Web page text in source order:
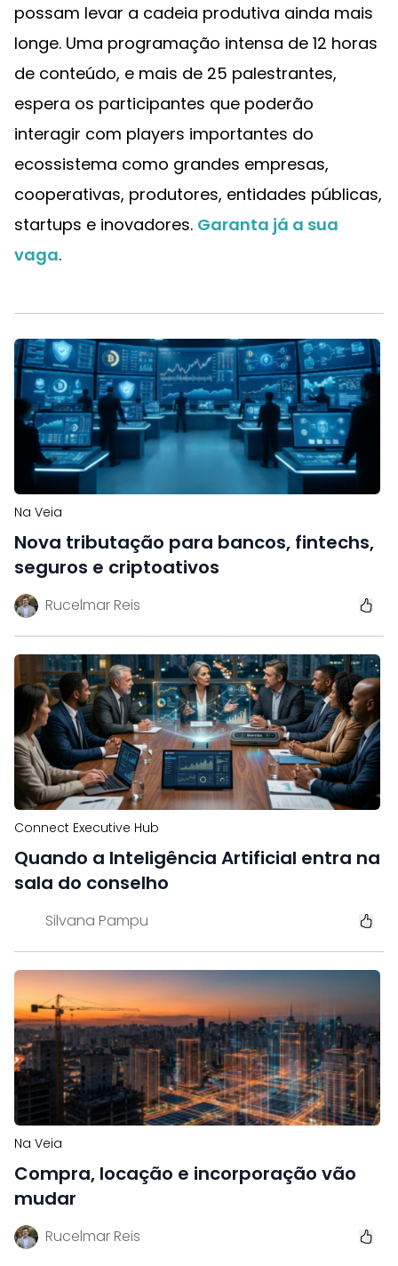
possam levar a cadeia produtiva ainda mais
longe. Uma programação intensa de 12 horas
de conteúdo, e mais de 25 palestrantes,
espera os participantes que poderão
interagir com players importantes do
ecossistema como grandes empresas,
cooperativas, produtores, entidades públicas,
startups e inovadores. Garanta já a sua
vaga.
Na Veia
Nova tributação para bancos, fintechs,
seguros e criptoativos
Rucelmar Reis
Connect Executive Hub
Quando a Inteligência Artificial entra na
sala do conselho
Silvana Pampu
Na Veia
Compra, locação e incorporação vão
mudar
Rucelmar Reis